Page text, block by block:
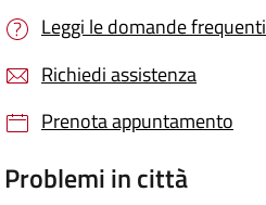
Leggi le domande frequenti
Richiedi assistenza
Prenota appuntamento
Problemi in città